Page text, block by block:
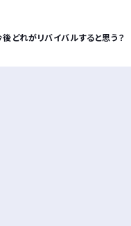
どれがリバイバルすると思う？